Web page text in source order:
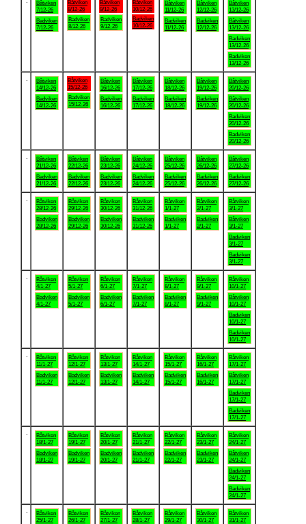
Båtviken
7/12-26
Badviken
7/12-26
Båtviken
8/12-26
Badviken
8/12-26
Båtviken
9/12-26
Badviken
9/12-26
Båtviken
10/12-26
Badviken
10/12-26
Båtviken
11/12-26
Badviken
11/12-26
Båtviken
12/12-26
Badviken
12/12-26
Båtviken
13/12-26
Båtviken
13/12-26
Badviken
13/12-26
Badviken
13/12-26
Båtviken
14/12-26
Badviken
14/12-26
Båtviken
15/12-26
Badviken
15/12-26
Båtviken
16/12-26
Badviken
16/12-26
Båtviken
17/12-26
Badviken
17/12-26
Båtviken
18/12-26
Badviken
18/12-26
Båtviken
19/12-26
Badviken
19/12-26
Båtviken
20/12-26
Båtviken
20/12-26
Badviken
20/12-26
Badviken
20/12-26
Båtviken
21/12-26
Badviken
21/12-26
Båtviken
22/12-26
Badviken
22/12-26
Båtviken
23/12-26
Badviken
23/12-26
Båtviken
24/12-26
Badviken
24/12-26
Båtviken
25/12-26
Badviken
25/12-26
Båtviken
26/12-26
Badviken
26/12-26
Båtviken
27/12-26
Badviken
27/12-26
Båtviken
28/12-26
Badviken
28/12-26
Båtviken
29/12-26
Badviken
29/12-26
Båtviken
30/12-26
Badviken
30/12-26
Båtviken
31/12-26
Badviken
31/12-26
Båtviken
1/1-27
Badviken
1/1-27
Båtviken
2/1-27
Badviken
2/1-27
Båtviken
3/1-27
Båtviken
3/1-27
Badviken
3/1-27
Badviken
3/1-27
Båtviken
4/1-27
Badviken
4/1-27
Båtviken
5/1-27
Badviken
5/1-27
Båtviken
6/1-27
Badviken
6/1-27
Båtviken
7/1-27
Badviken
7/1-27
Båtviken
8/1-27
Badviken
8/1-27
Båtviken
9/1-27
Badviken
9/1-27
Båtviken
10/1-27
Båtviken
10/1-27
Badviken
10/1-27
Badviken
10/1-27
Båtviken
11/1-27
Badviken
11/1-27
Båtviken
12/1-27
Badviken
12/1-27
Båtviken
13/1-27
Badviken
13/1-27
Båtviken
14/1-27
Badviken
14/1-27
Båtviken
15/1-27
Badviken
15/1-27
Båtviken
16/1-27
Badviken
16/1-27
Båtviken
17/1-27
Båtviken
17/1-27
Badviken
17/1-27
Badviken
17/1-27
Båtviken
18/1-27
Badviken
18/1-27
Båtviken
19/1-27
Badviken
19/1-27
Båtviken
20/1-27
Badviken
20/1-27
Båtviken
21/1-27
Badviken
21/1-27
Båtviken
22/1-27
Badviken
22/1-27
Båtviken
23/1-27
Badviken
23/1-27
Båtviken
24/1-27
Båtviken
24/1-27
Badviken
24/1-27
Badviken
24/1-27
Båtviken
25/1-27
Båtviken
26/1-27
Båtviken
27/1-27
Båtviken
28/1-27
Båtviken
29/1-27
Båtviken
30/1-27
Båtviken
31/1-27